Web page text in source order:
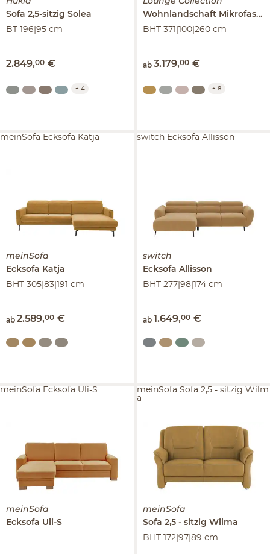
Sofa 2,5-sitzig Solea
BT 196|95 cm
2.849,00 €
+ 4
Wohnlandschaft Mikrofaser
BHT 371|100|260 cm
ab 3.179,00 €
+ 8
meinSofa
Ecksofa Katja
BHT 305|83|191 cm
ab 2.589,00 €
meinSofa Ecksofa Katja
switch
Ecksofa Allisson
BHT 277|98|174 cm
ab 1.649,00 €
switch Ecksofa Allisson
meinSofa
Ecksofa Uli-S
meinSofa Ecksofa Uli-S
meinSofa
Sofa 2,5 - sitzig Wilma
BHT 172|97|89 cm
meinSofa Sofa 2,5 - sitzig Wilm
a